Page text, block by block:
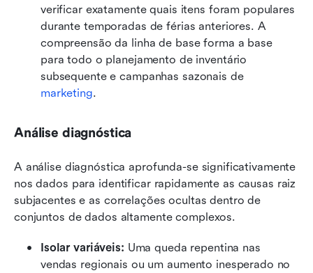
verificar exatamente quais itens foram populares
durante temporadas de férias anteriores. A
compreensão da linha de base forma a base
para todo o planejamento de inventário
subsequente e campanhas sazonais de
marketing.
Análise diagnóstica
A análise diagnóstica aprofunda-se significativamente
nos dados para identificar rapidamente as causas raiz
subjacentes e as correlações ocultas dentro de
conjuntos de dados altamente complexos.
Isolar variáveis: Uma queda repentina nas
vendas regionais ou um aumento inesperado no